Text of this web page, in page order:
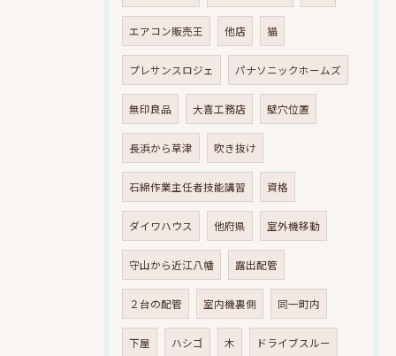
エアコン販売王 他店 猫
プレサンスロジェ パナソニックホームズ
無印良品 大喜工務店 壁穴位置
長浜から草津 吹き抜け
石綿作業主任者技能講習 資格
ダイワハウス 他府県 室外機移動
守山から近江八幡 露出配管
２台の配管 室内機裏側 同一町内
下屋 ハシゴ 木 ドライブスルー